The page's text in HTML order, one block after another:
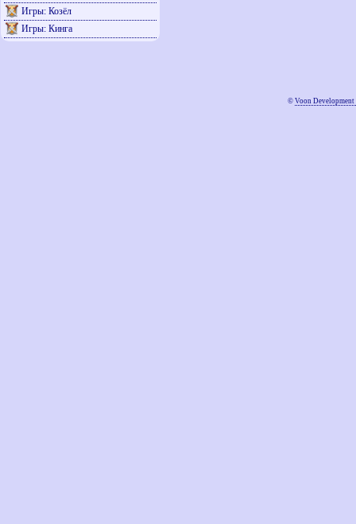
Игры: Козёл
Игры: Кинга
© Voon Development